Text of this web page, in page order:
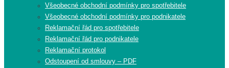
Všeobecné obchodní podmínky pro spotřebitele
Všeobecné obchodní podmínky pro podnikatele
Reklamační řád pro spotřebitele
Reklamační řád pro podnikatele
Reklamační protokol
Odstoupení od smlouvy – PDF